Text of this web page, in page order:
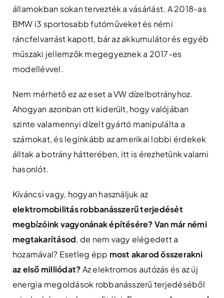
államokban sokan tervezték a vásárlást. A 2018-as
BMW i3 sportosabb futóműveket és némi
ráncfelvarrást kapott, bár az akkumulátor és egyéb
műszaki jellemzők megegyeznek a 2017-es
modellévvel.
Nem mérhető ez az eset a VW dízelbotrányhoz.
Ahogyan azonban ott kiderült, hogy valójában
szinte valamennyi dízelt gyártó manipulálta a
számokat, és leginkább az amerikai lobbi érdekek
álltak a botrány hátterében, itt is érezhetünk valami
hasonlót.
Kíváncsi vagy, hogyan használjuk az
elektromobilitás robbanásszerű terjedését
megbízóink vagyonának építésére?Van már némi
megtakarításod, de nem vagy elégedett a
hozamával? Esetleg épp most akarod összerakni
az első milliódat?Az elektromos autózás és az új
energia megoldások robbanásszerű terjedéséből